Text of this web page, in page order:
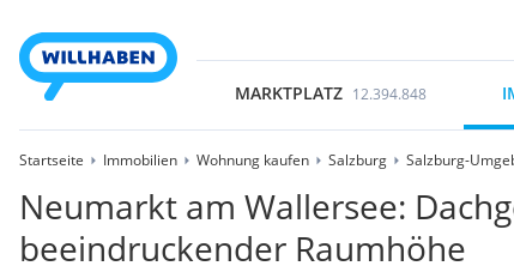
MARKTPLATZ 12.394.848
Startseite Immobilien Wohnung kaufen Salzburg Salzburg-
Neumarkt am Wallersee:
beeindruckender Raumhöhe